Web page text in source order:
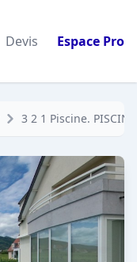
Devis Espace Pro
3 2 1 Piscine.